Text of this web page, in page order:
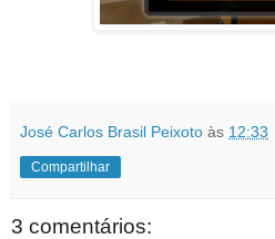
José Carlos Brasil Peixoto às 12:33
Compartilhar
3 comentários: